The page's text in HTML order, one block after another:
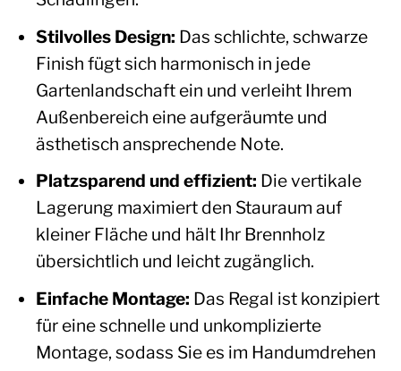
Stilvolles Design: Das schlichte, schwarze
Finish fügt sich harmonisch in jede
Gartenlandschaft ein und verleiht Ihrem
Außenbereich eine aufgeräumte und
ästhetisch ansprechende Note.
Platzsparend und effizient: Die vertikale
Lagerung maximiert den Stauraum auf
kleiner Fläche und hält Ihr Brennholz
übersichtlich und leicht zugänglich.
Einfache Montage: Das Regal ist konzipiert
für eine schnelle und unkomplizierte
Montage, sodass Sie es im Handumdrehen